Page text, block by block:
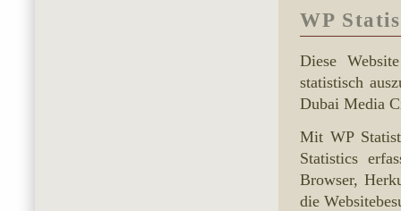
WP
Diese
statistisch
Dubai Media
Mit WP
Statistics
Browser,
die